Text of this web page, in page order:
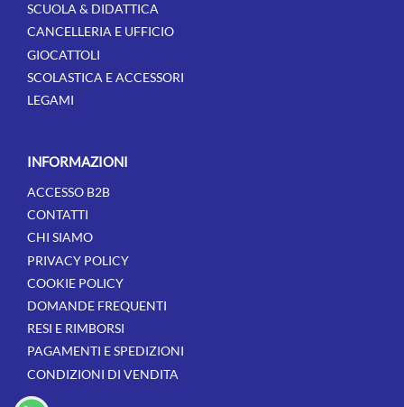
INFORMAZIONI
ACCESSO B2B
CONTATTI
CHI SIAMO
PRIVACY POLICY
COOKIE POLICY
DOMANDE FREQUENTI
RESI E RIMBORSI
PAGAMENTI E SPEDIZIONI
CONDIZIONI DI VENDITA
SCUOLA & DIDATTICA
CANCELLERIA E UFFICIO
GIOCATTOLI
SCOLASTICA E ACCESSORI
LEGAMI